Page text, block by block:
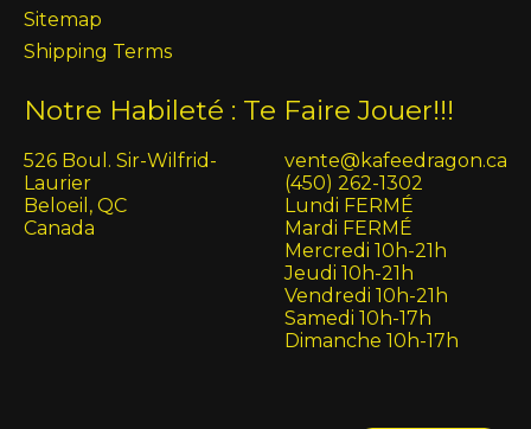
Sitemap
Shipping Terms
Notre Habileté : Te Faire Jouer!!!
526 Boul. Sir-Wilfrid-
Laurier
Beloeil, QC
Canada
vente@kafeedragon.ca
(450) 262-1302
Lundi FERMÉ
Mardi FERMÉ
Mercredi 10h-21h
Jeudi 10h-21h
Vendredi 10h-21h
Samedi 10h-17h
Dimanche 10h-17h
English (US)